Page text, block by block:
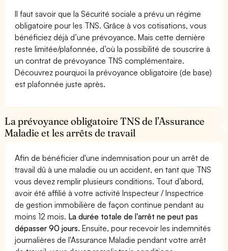
Il faut savoir que la Sécurité sociale a prévu un régime
obligatoire pour les TNS. Grâce à vos cotisations, vous
bénéficiez déjà d’une prévoyance. Mais cette dernière
reste limitée/plafonnée, d’où la possibilité de souscrire à
un contrat de prévoyance TNS complémentaire.
Découvrez pourquoi la prévoyance obligatoire (de base)
est plafonnée juste après.
La prévoyance obligatoire TNS de l’Assurance
Maladie et les arrêts de travail
Afin de bénéficier d'une indemnisation pour un arrêt de
travail dû à une maladie ou un accident, en tant que TNS
vous devez remplir plusieurs conditions. Tout d’abord,
avoir été affilié à votre activité Inspecteur / Inspectrice
de gestion immobilière de façon continue pendant au
moins 12 mois. La durée totale de l'arrêt ne peut pas
dépasser 90 jours. Ensuite, pour recevoir les indemnités
journalières de l'Assurance Maladie pendant votre arrêt